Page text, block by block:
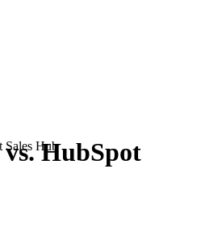
Sales HubHubSpot